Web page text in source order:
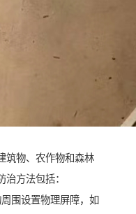
筑物、农作物和森林
方法包括：
围设置物理屏障，如